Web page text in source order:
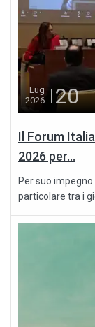
Lug
2026
20
Il Forum
2026 per...
Per suo
particolare tra i